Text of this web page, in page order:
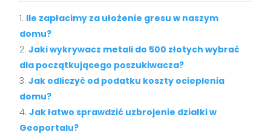
Ile zapłacimy za ułożenie gresu w naszym
domu?
Jaki wykrywacz metali do 500 złotych wybrać
dla początkującego poszukiwacza?
Jak odliczyć od podatku koszty ocieplenia
domu?
Jak łatwo sprawdzić uzbrojenie działki w
Geoportalu?